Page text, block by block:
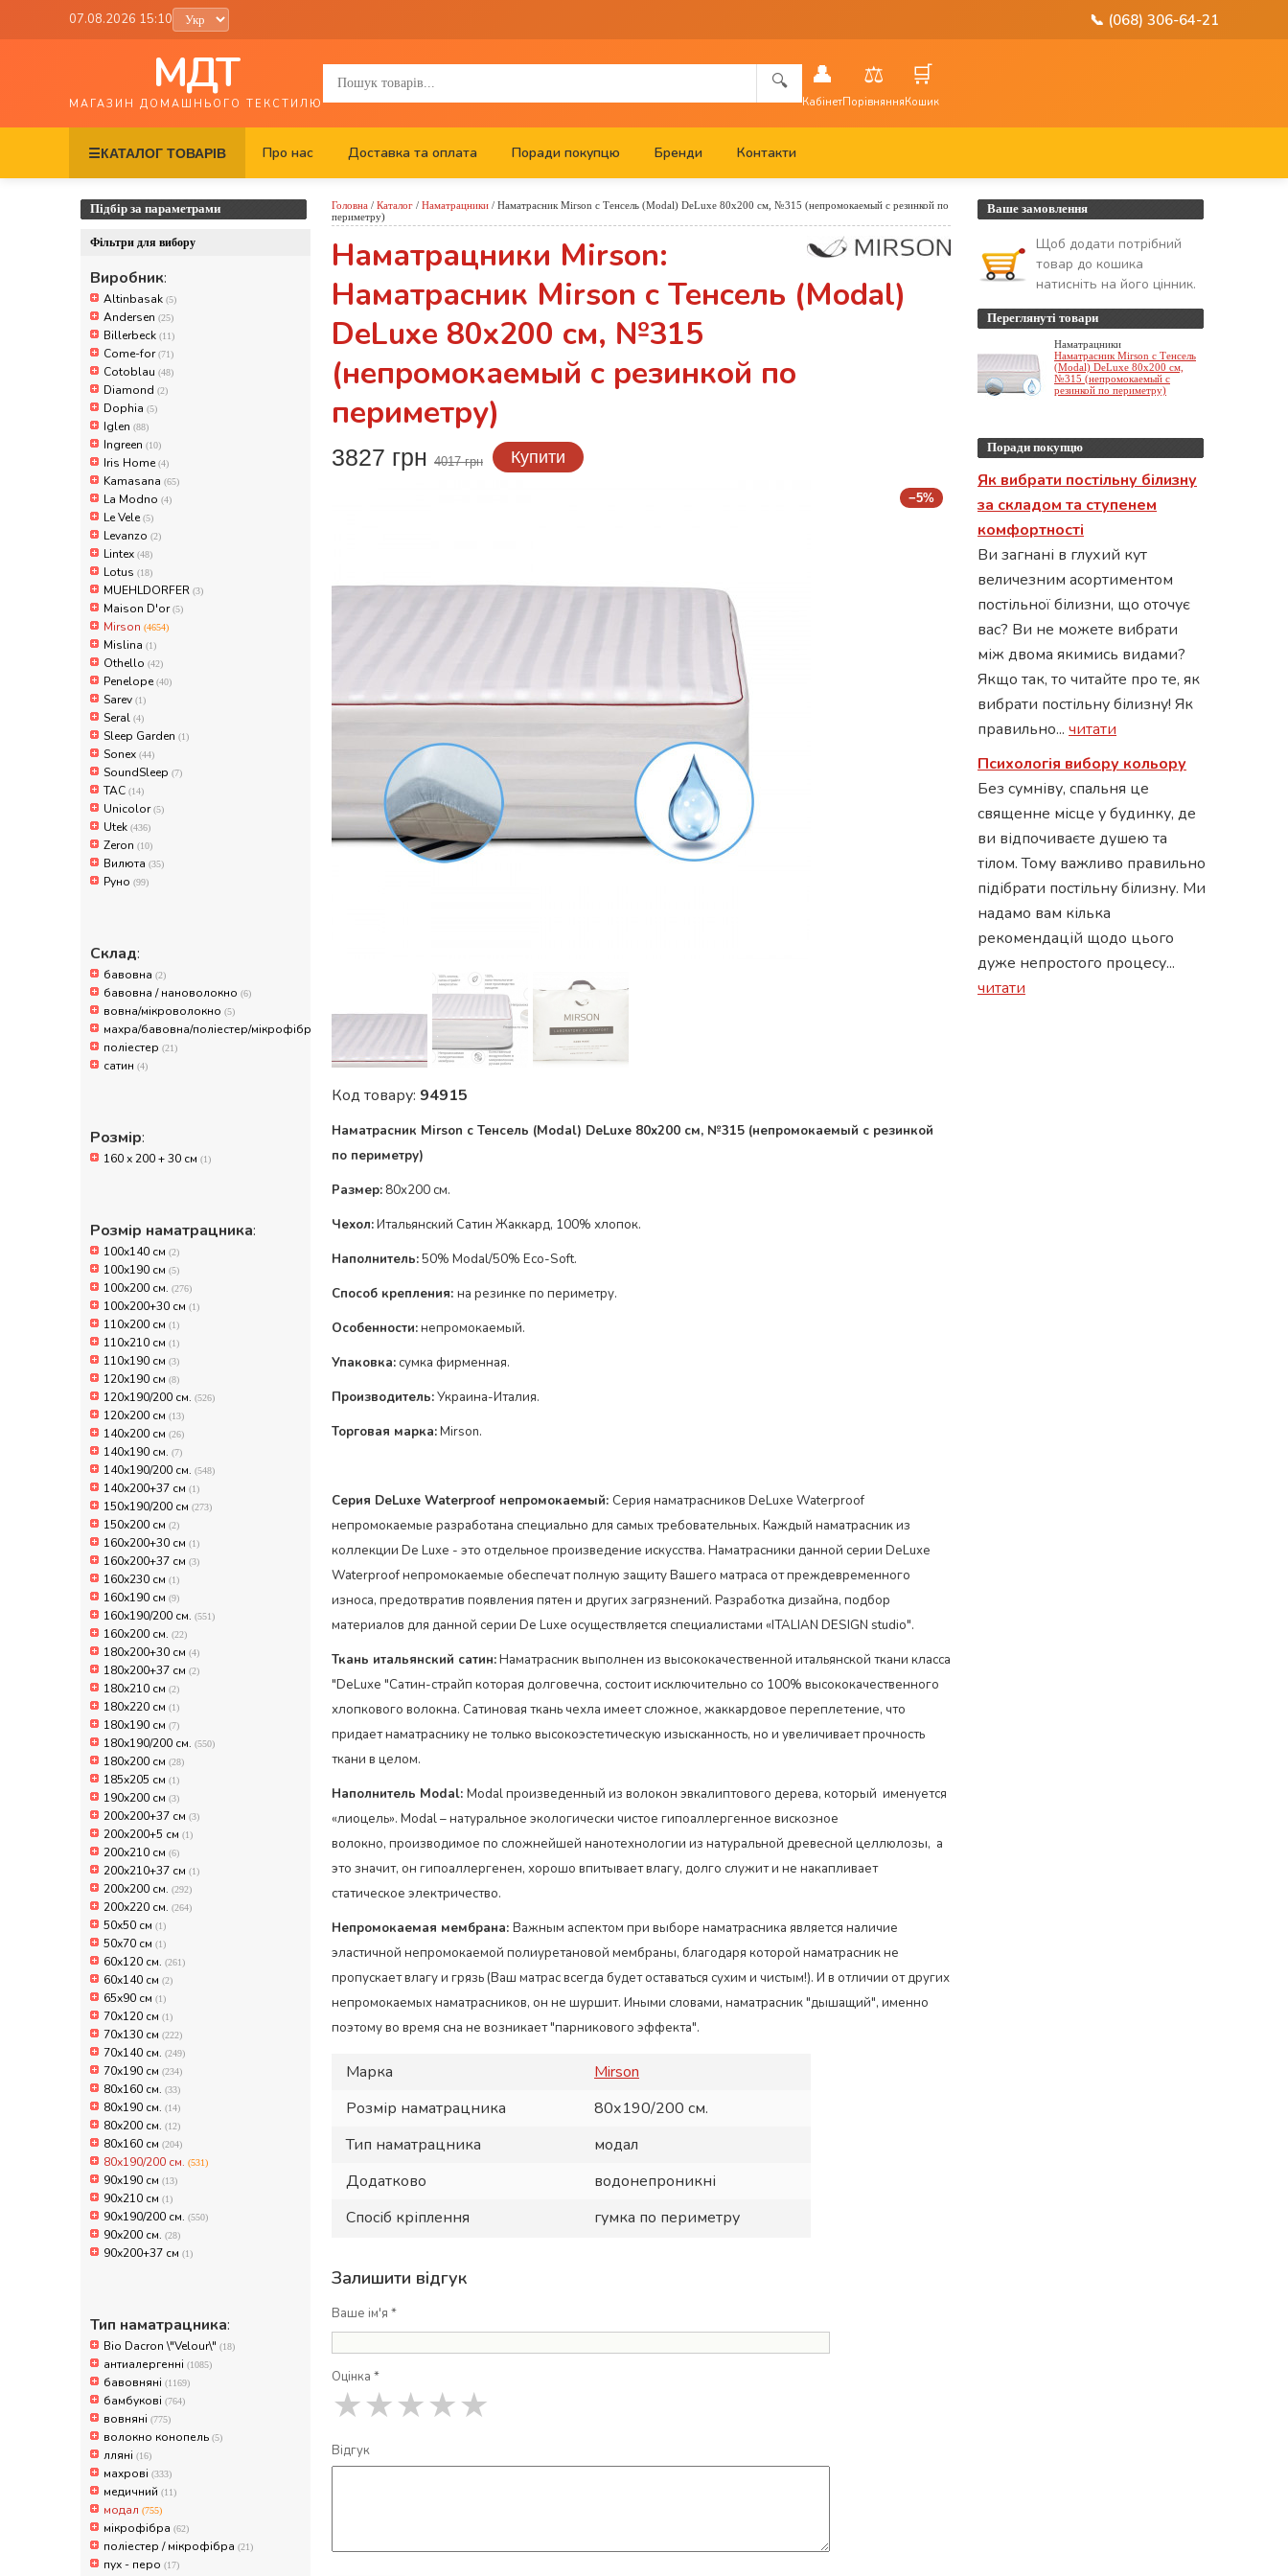
07.08.2026 15:10 📞 (068) 306-64-21
МДТ
МАГАЗИН ДОМАШНЬОГО ТЕКСТИЛЮ
🔍 👤
Кабінет
⚖️
Порівняння
🛒
Кошик
☰КАТАЛОГ ТОВАРІВ Про нас Доставка та оплата Поради покупцю Бренди Контакти
Підбір за параметрами
Фільтри для вибору
Виробник:
Altinbasak (5)
Andersen (25)
Billerbeck (11)
Come-for(71)
Cotoblau (48)
Diamond (2)
Dophia (5)
Iglen (88)
Ingreen (10)
Iris Home(4)
Kamasana (65)
La Modno (4)
Le Vele(5)
Levanzo (2)
Lintex (48)
Lotus (18)
MUEHLDORFER (3)
Maison D'or(5)
Mirson (4654)
Mislina (1)
Othello (42)
Penelope(40)
Sarev (1)
Seral (4)
Sleep Garden (1)
Sonex (44)
SoundSleep (7)
TAC (14)
Unicolor(5)
Utek (436)
Zeron (10)
Вилюта (35)
Руно (99)
Склад:
бавовна (2)
бавовна / нановолокно (6)
вовна/мікроволокно (5)
махра/бавовна/поліестер/мікрофібра
поліестер (21)
сатин (4)
Розмір:
160 х 200 + 30 см (1)
Розмір наматрацника:
100x140 см (2)
100х190 см (5)
100х200 см. (276)
100х200+30 см (1)
110x200 см (1)
110x210 см (1)
110х190 см (3)
120х190 см (8)
120х190/200 см. (526)
120х200 см (13)
140x200 см (26)
140х190 см. (7)
140х190/200 см. (548)
140х200+37 см (1)
150х190/200 см (273)
150х200 см (2)
160x200+30 см (1)
160x200+37 см (3)
160x230 см (1)
160х190 см (9)
160х190/200 см. (551)
160х200 см. (22)
180x200+30 см (4)
180x200+37 см (2)
180x210 см (2)
180x220 см (1)
180х190 см (7)
180х190/200 см. (550)
180х200 см (28)
185x205 см (1)
190x200 см (3)
200x200+37 см (3)
200x200+5 см (1)
200x210 см (6)
200x210+37 см (1)
200х200 см. (292)
200х220 см. (264)
50х50 см (1)
50х70 см (1)
60x120 см. (261)
60x140 см (2)
65х90 см (1)
70x120 см (1)
70x130 см (222)
70х140 см. (249)
70х190 см (234)
80x160 см. (33)
80x190 см. (14)
80x200 см. (12)
80х160 см (204)
80х190/200 см. (531)
90x190 см (13)
90x210 см (1)
90х190/200 см. (550)
90х200 см. (28)
90х200+37 см (1)
Тип наматрацника:
Bio Dacron \"Velour\" (18)
антиалергенні (1085)
бавовняні (1169)
бамбукові (764)
вовняні (775)
волокно конопель (5)
лляні (16)
махрові (333)
медичний (11)
модал (755)
мікрофібра (62)
поліестер / мікрофібра (21)
пух - перо (17)
Головна / Каталог / Наматрацники / Наматрасник Mirson с Тенсель (Modal) DeLuxe 80x200 см, №315 (непромокаемый с резинкой по
периметру)
Наматрацники Mirson:
Наматрасник Mirson с Тенсель (Modal)
DeLuxe 80x200 см, №315
(непромокаемый с резинкой по
периметру)
3827 грн 4017 грн Купити
−5%
Код товару: 94915
Наматрасник Mirson с Тенсель (Modal) DeLuxe 80x200 см, №315 (непромокаемый с резинкой
по периметру)
Размер: 80x200 см.
Чехол:Итальянский Сатин Жаккард, 100% хлопок.
Наполнитель:50% Modal/50% Eco-Soft.
Способ крепления: на резинке по периметру.
Особенности:непромокаемый.
Упаковка: сумка фирменная.
Производитель:Украина-Италия.
Торговая марка:Mirson.
Серия DeLuxe Waterproof непромокаемый: Серия наматрасников DeLuxe Waterproof
непромокаемые разработана специально для самых требовательных. Каждый наматрасник из
коллекции De Luxe - это отдельное произведение искусства. Наматрасники данной серии DeLuxe
Waterproof непромокаемые обеспечат полную защиту Вашего матраса от преждевременного
износа, предотвратив появления пятен и других загрязнений. Разработка дизайна, подбор
материалов для данной серии De Luxe осуществляется специалистами «ITALIAN DESIGN studio".
Ткань итальянский сатин:Наматрасник выполнен из высококачественной итальянской ткани класса
"DeLuxe "Сатин-страйп которая долговечна, состоит исключительно со 100% высококачественного
хлопкового волокна. Сатиновая ткань чехла имеет сложное, жаккардовое переплетение, что
придает наматраснику не только высокоэстетическую изысканность, но и увеличивает прочность
ткани в целом.
Наполнитель Modal: Modal произведенный из волокон эвкалиптового дерева, который именуется
«лиоцель». Modal – натуральное экологически чистое гипоаллергенное вискозное
волокно, производимое по сложнейшей нанотехнологии из натуральной древесной целлюлозы, а
это значит, он гипоаллергенен, хорошо впитывает влагу, долго служит и не накапливает
статическое электричество.
Непромокаемая мембрана: Важным аспектом при выборе наматрасника является наличие
эластичной непромокаемой полиуретановой мембраны, благодаря которой наматрасник не
пропускает влагу и грязь (Ваш матрас всегда будет оставаться сухим и чистым!). И в отличии от других
непромокаемых наматрасников, он не шуршит. Иными словами, наматрасник "дышащий", именно
поэтому во время сна не возникает "парникового эффекта".
Марка
Mirson
Розмір наматрацника
80х190/200 см.
Тип наматрацника
модал
Додатково
водонепроникні
Спосіб кріплення
гумка по периметру
Залишити відгук
Ваше ім'я *
Оцінка *
★
★
★
★
★
Відгук
Ваше замовлення
Щоб додати потрібний
товар до кошика
натисніть на його цінник.
Переглянуті товари
Наматрацники
Наматрасник Mirson с Тенсель
(Modal) DeLuxe 80x200 см,
№315 (непромокаемый с
резинкой по периметру)
Поради покупцю
Як вибрати постільну білизну
за складом та ступенем
комфортності
Ви загнані в глухий кут
величезним асортиментом
постільної білизни, що оточує
вас? Ви не можете вибрати
між двома якимись видами?
Якщо так, то читайте про те, як
вибрати постільну білизну! Як
правильно... читати
Психологія вибору кольору
Без сумніву, спальня це
священне місце у будинку, де
ви відпочиваєте душею та
тілом. Тому важливо правильно
підібрати постільну білизну. Ми
надамо вам кілька
рекомендацій щодо цього
дуже непростого процесу...
читати